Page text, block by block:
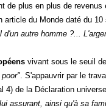
de plus en plus de
du Monde daté du 10
d'un autre homme ?...
vivant sous le seuil
poor" . S'appauvrir par le
4) de la Déclaration
assurant, ainsi qu'à sa